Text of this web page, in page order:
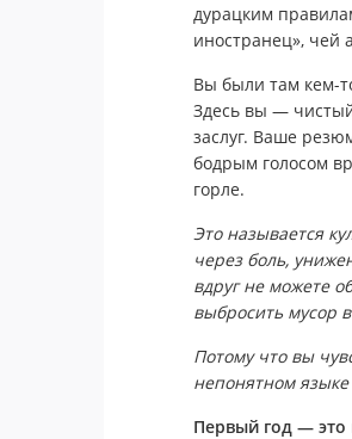
дурацким
иностранец», чей
Вы были там кем-
Здесь вы —
заслуг. Ваше
бодрым голосом
горле.
Это называется
через боль,
вдруг не можете
выбросить мусор
Потому что вы
непонятном
Первый год — это